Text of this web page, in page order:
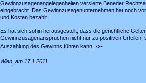
Gewinnzusagenangelegenheiten versierte Beneder
eingebracht. Das Gewinnzusagenunternehmen hat noch
und Kosten bezahlt.
Es hat sich sohin herausgestellt, dass die gerichtliche
Gewinnzusagenansprüchen nicht nur zu positiven Urteilen,
Auszahlung des Gewinns führen kann. <--
Wien, am 17.1.2011